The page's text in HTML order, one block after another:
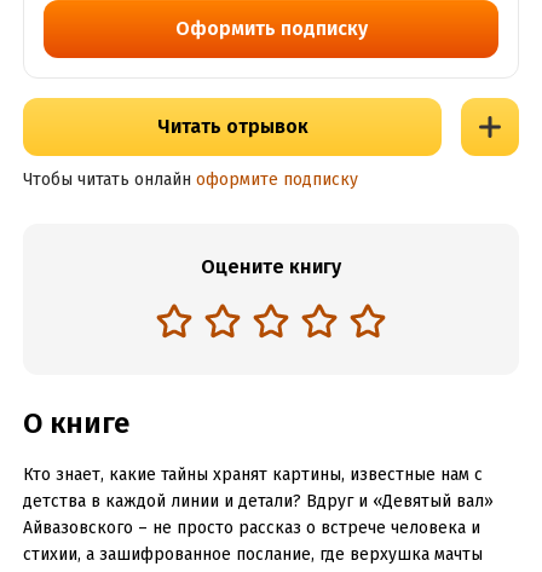
Оформить подписку
Читать отрывок
Чтобы читать онлайн оформите подписку
Оцените книгу
О книге
Кто знает, какие тайны хранят картины, известные нам с
детства в каждой линии и детали? Вдруг и «Девятый вал»
Айвазовского – не просто рассказ о встрече человека и
стихии, а зашифрованное послание, где верхушка мачты